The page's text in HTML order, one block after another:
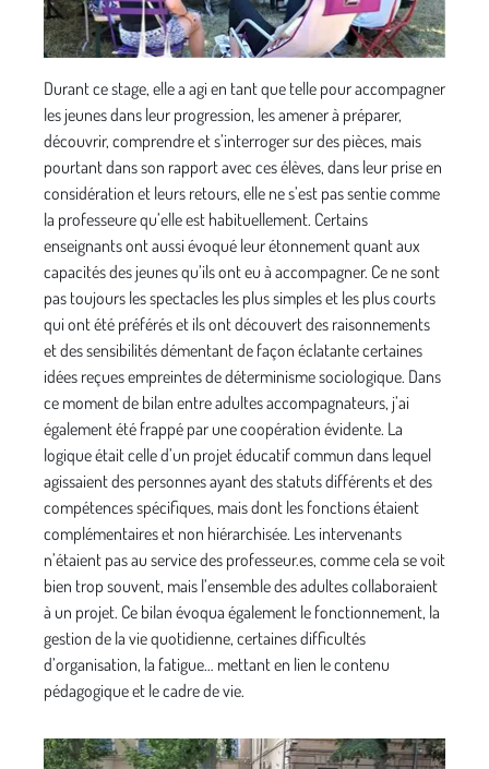
Durant ce stage, elle a agi en tant que telle pour accompagner
les jeunes dans leur progression, les amener à préparer,
découvrir, comprendre et s’interroger sur des pièces, mais
pourtant dans son rapport avec ces élèves, dans leur prise en
considération et leurs retours, elle ne s’est pas sentie comme
la professeure qu’elle est habituellement. Certains
enseignants ont aussi évoqué leur étonnement quant aux
capacités des jeunes qu’ils ont eu à accompagner. Ce ne sont
pas toujours les spectacles les plus simples et les plus courts
qui ont été préférés et ils ont découvert des raisonnements
et des sensibilités démentant de façon éclatante certaines
idées reçues empreintes de déterminisme sociologique. Dans
ce moment de bilan entre adultes accompagnateurs, j’ai
également été frappé par une coopération évidente. La
logique était celle d’un projet éducatif commun dans lequel
agissaient des personnes ayant des statuts différents et des
compétences spécifiques, mais dont les fonctions étaient
complémentaires et non hiérarchisée. Les intervenants
n’étaient pas au service des professeur.es, comme cela se voit
bien trop souvent, mais l’ensemble des adultes collaboraient
à un projet. Ce bilan évoqua également le fonctionnement, la
gestion de la vie quotidienne, certaines difficultés
d’organisation, la fatigue… mettant en lien le contenu
pédagogique et le cadre de vie.